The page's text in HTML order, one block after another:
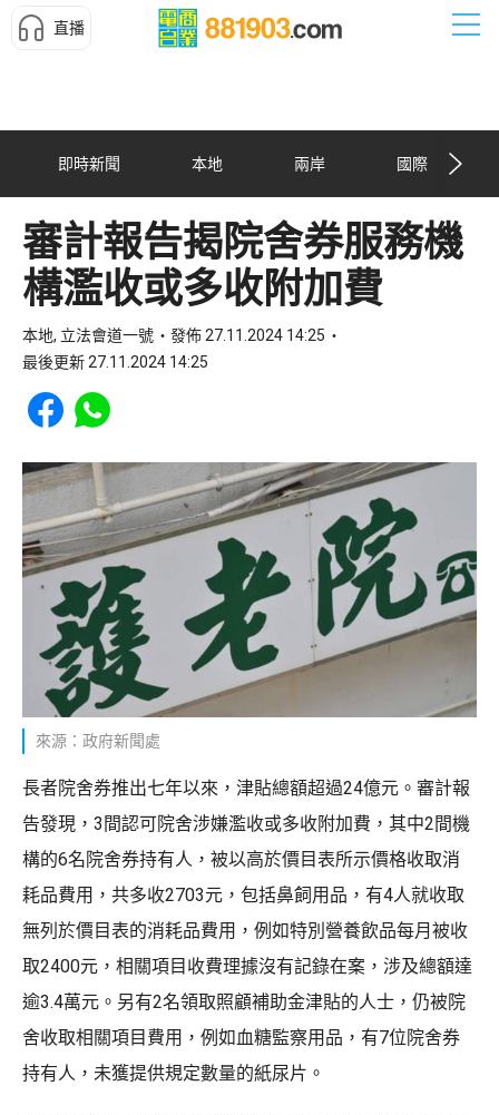
直播
即時新聞 本地 兩岸 國際
審計報告揭院舍券服務機
構濫收或多收附加費
本地, 立法會道一號
發佈 27.11.2024 14:25
最後更新 27.11.2024 14:25
Share to Facebook
Share to WhatsApp
來源：政府新聞處
長者院舍券推出七年以來，津貼總額超過24億元。審計報
告發現，3間認可院舍涉嫌濫收或多收附加費，其中2間機
構的6名院舍券持有人，被以高於價目表所示價格收取消
耗品費用，共多收2703元，包括鼻飼用品，有4人就收取
無列於價目表的消耗品費用，例如特別營養飲品每月被收
取2400元，相關項目收費理據沒有記錄在案，涉及總額達
逾3.4萬元。另有2名領取照顧補助金津貼的人士，仍被院
舍收取相關項目費用，例如血糖監察用品，有7位院舍券
持有人，未獲提供規定數量的紙尿片。